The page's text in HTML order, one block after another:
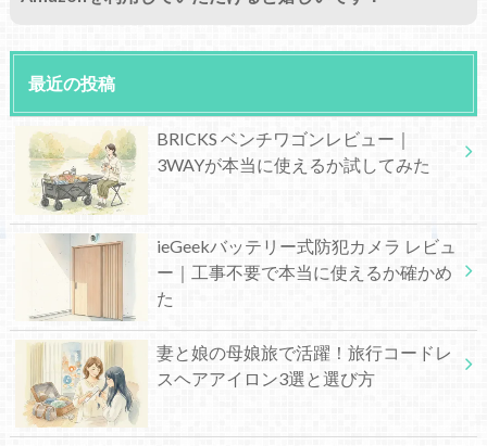
最近の投稿
BRICKS ベンチワゴンレビュー｜
3WAYが本当に使えるか試してみた
ieGeekバッテリー式防犯カメラ レビュ
ー｜工事不要で本当に使えるか確かめ
た
妻と娘の母娘旅で活躍！旅行コードレ
スヘアアイロン3選と選び方